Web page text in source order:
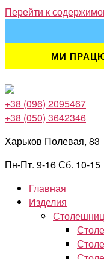
Перейти к
МИ
+38 (096) 2095467
+38 (050) 3642346
Харьков Полевая, 83
Пн-Пт. 9-16 Сб. 10-15
Главная
Изделия